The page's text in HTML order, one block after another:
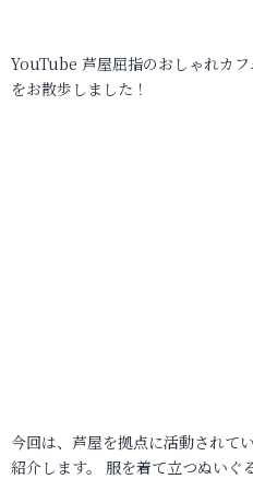
YouTube 芦屋屈指のおしゃれカ
をお散歩しました！
今回は、芦屋を拠点に活動されて
紹介します。 服を着て立つぬいぐ